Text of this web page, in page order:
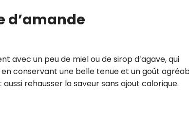
d’amande
avec un peu de miel ou de sirop d’agave, qui
conservant une belle tenue et un goût
rehausser la saveur sans ajout calorique.